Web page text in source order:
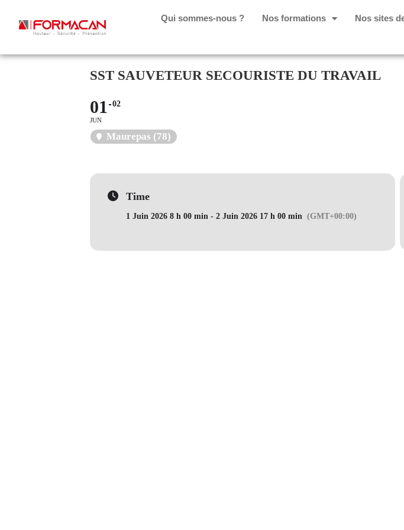
Qui sommes-nous ? Nos formations Nos sites
SST SAUVETEUR SECOURISTE DU TRAVAIL
01
JUN
02
Maurepas (78)
Time
1 Juin 2026 8 h 00 min - 2 Juin 2026 17 h 00 min (GMT+00:00)